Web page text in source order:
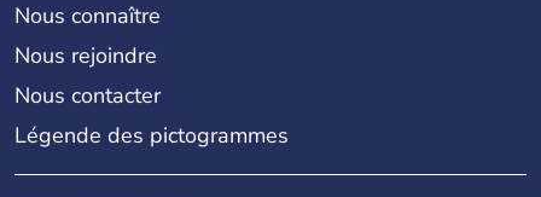
Nous connaître
Nous rejoindre
Nous contacter
Légende des pictogrammes